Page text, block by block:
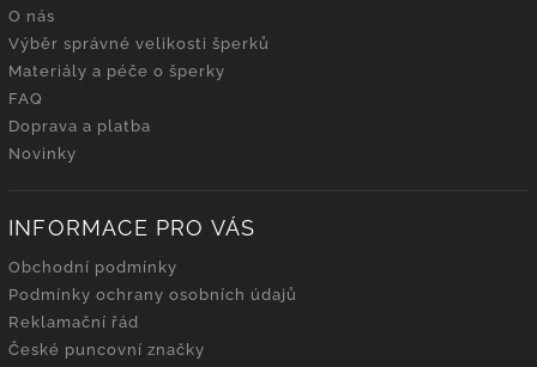
O nás
Výběr správné velikosti šperků
Materiály a péče o šperky
FAQ
Doprava a platba
Novinky
INFORMACE PRO VÁS
Obchodní podmínky
Podmínky ochrany osobních údajů
Reklamační řád
České puncovní značky